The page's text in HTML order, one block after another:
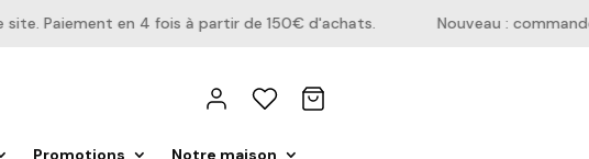
Paiement en 4 fois à partir de 150€ d'achats. Nouveau :
Promotions Notre maison